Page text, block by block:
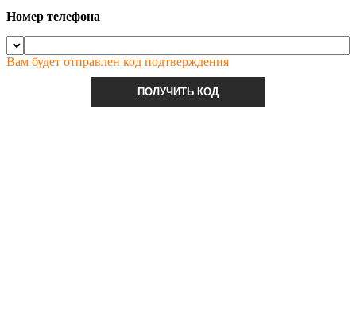
Номер телефона
Вам будет отправлен код подтверждения
ПОЛУЧИТЬ КОД